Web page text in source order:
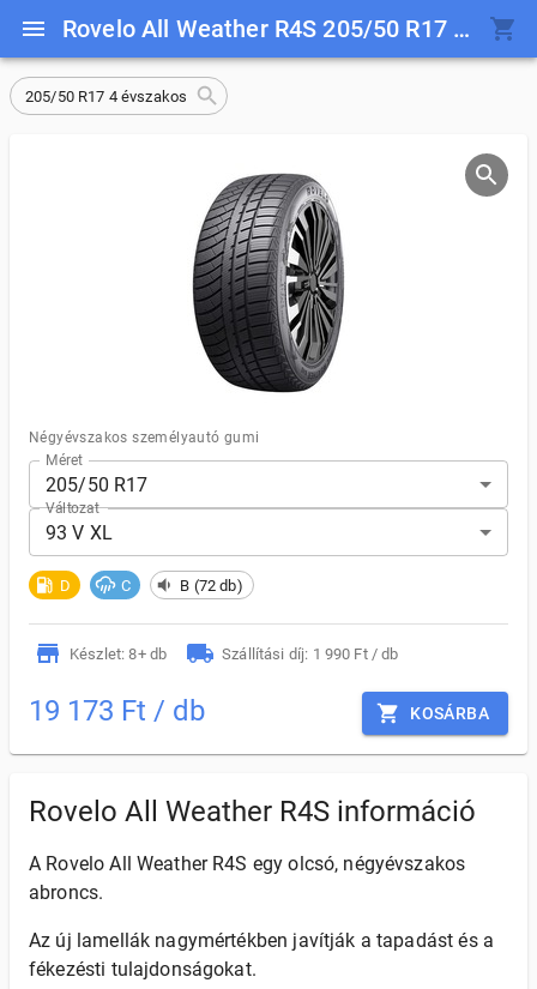
Rovelo All Weather R4S 205/50 R17 93 V XL
205/50 R17 4 évszakos
Négyévszakos személyautó gumi
Méret
205/50 R17
Változat
93 V XL
D C B (72 db)
Készlet: 8+ db Szállítási díj: 1 990 Ft / db
19 173 Ft / db KOSÁRBA
Rovelo All Weather R4S információ
A Rovelo All Weather R4S egy olcsó, négyévszakos
abroncs.
Az új lamellák nagymértékben javítják a tapadást és a
fékezésti tulajdonságokat.